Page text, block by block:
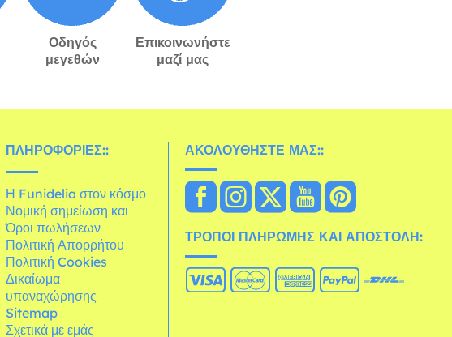
Οδηγός
μεγεθών
Επικοινωνήστε
μαζί μας
ΠΛΗΡΟΦΟΡΊΕΣ::
Η Funidelia στον κόσμο
Νομική σημείωση και
Όροι πωλήσεων
Πολιτική Απορρήτου
Πολιτική Cookies
Δικαίωμα
υπαναχώρησης
Sitemap
Σχετικά με εμάς
ΑΚΟΛΟΥΘΉΣΤΕ ΜΑΣ::
ΤΡΌΠΟΙ ΠΛΗΡΩΜΉΣ ΚΑΙ ΑΠΟΣΤΟΛΉ: